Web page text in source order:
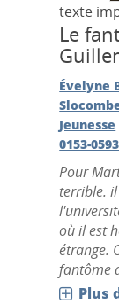
texte
Le
Évelyne
Jeunesse
0153-0593
Pour
terrible.
où il est
étrange.
fantôme
Plus